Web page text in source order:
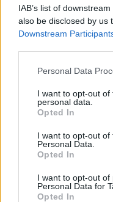
IAB’s list of
also be disclosed by us
Downstream
Please note that this
not limited to your visit
grant or deny consent
use your data for
consent section.
Personal Data
I want to opt-out
personal data.
Opted In
I want to opt-out of
Personal Data.
Opted In
I want to opt-out of
Personal Data for
Opted In
Ágyúgolyófa,
társaik
avagy a